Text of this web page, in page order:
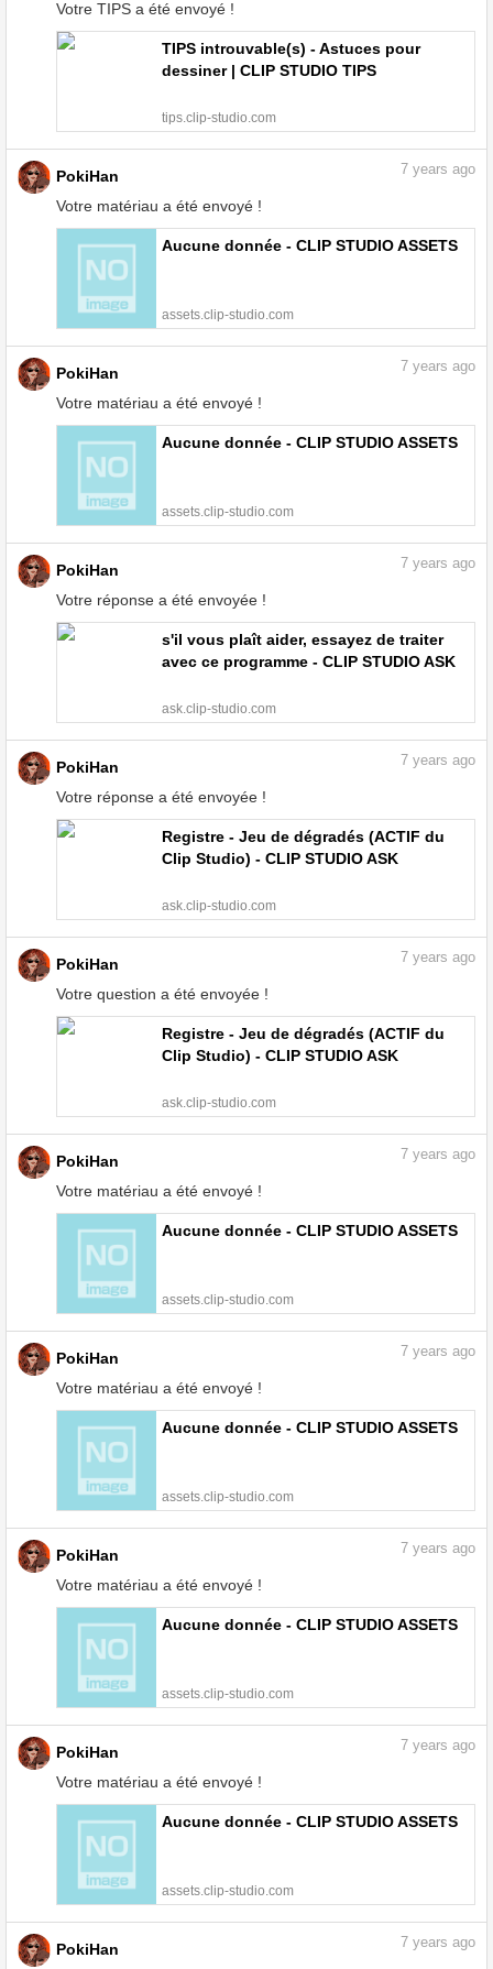
Votre TIPS a été envoyé !
TIPS introuvable(s) - Astuces pour
dessiner | CLIP STUDIO TIPS
tips.clip-studio.com
PokiHan
Votre matériau a été envoyé !
7 years ago
Aucune donnée - CLIP STUDIO ASSETS
assets.clip-studio.com
PokiHan
Votre matériau a été envoyé !
7 years ago
Aucune donnée - CLIP STUDIO ASSETS
assets.clip-studio.com
PokiHan
Votre réponse a été envoyée !
7 years ago
s'il vous plaît aider, essayez de traiter
avec ce programme - CLIP STUDIO ASK
ask.clip-studio.com
PokiHan
Votre réponse a été envoyée !
7 years ago
Registre - Jeu de dégradés (ACTIF du
Clip Studio) - CLIP STUDIO ASK
ask.clip-studio.com
PokiHan
Votre question a été envoyée !
7 years ago
Registre - Jeu de dégradés (ACTIF du
Clip Studio) - CLIP STUDIO ASK
ask.clip-studio.com
PokiHan
Votre matériau a été envoyé !
7 years ago
Aucune donnée - CLIP STUDIO ASSETS
assets.clip-studio.com
PokiHan
Votre matériau a été envoyé !
7 years ago
Aucune donnée - CLIP STUDIO ASSETS
assets.clip-studio.com
PokiHan
Votre matériau a été envoyé !
7 years ago
Aucune donnée - CLIP STUDIO ASSETS
assets.clip-studio.com
PokiHan
Votre matériau a été envoyé !
7 years ago
Aucune donnée - CLIP STUDIO ASSETS
assets.clip-studio.com
PokiHan
7 years ago